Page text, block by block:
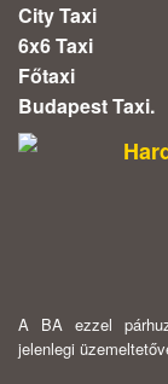
City Taxi
6x6 Taxi
Főtaxi
Budapest Taxi.
A BA ezzel
jelenlegi